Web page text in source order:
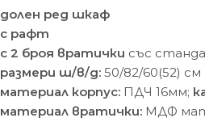
долен ред шкаф
с рафт
с 2 броя вратички със
размери ш/в/д: 50/82/60(52) cм
материал корпус: ПДЧ 16мм;
материал вратички: МДФ